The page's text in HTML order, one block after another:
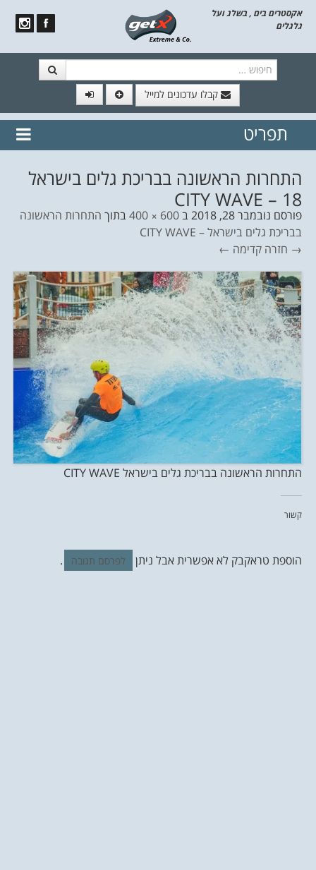
אקסטרים בים , בשלג ועל
גלגלים
קבלו עדכונים למייל
// הצטרף לרשימת תפוצה!
נשמח
תפריט
התחרות הראשונה בבריכת גלים בישראל
CITY WAVE – 18
פורסם נובמבר 28, 2018 ב600 × 400 בתוך התחרות הראשונה
בבריכת גלים בישראל – CITY WAVE
→ חזרה קדימה ←
התחרות הראשונה בבריכת גלים בישראל CITY WAVE
קשור
הוספת טראקבק לא אפשרית אבל ניתן לפרסם תגובה .